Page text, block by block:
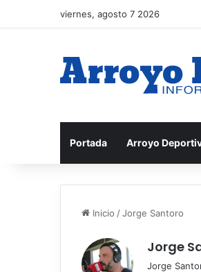
viernes, agosto 7 2026
Portada Arroyo
Inicio /Jorge Santoro
Jorge
Jorge